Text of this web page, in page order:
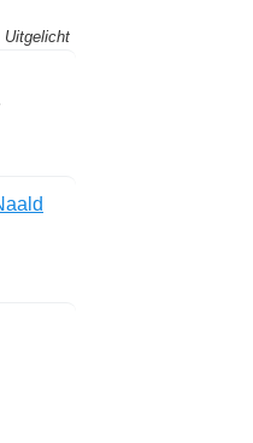
Uitgelicht